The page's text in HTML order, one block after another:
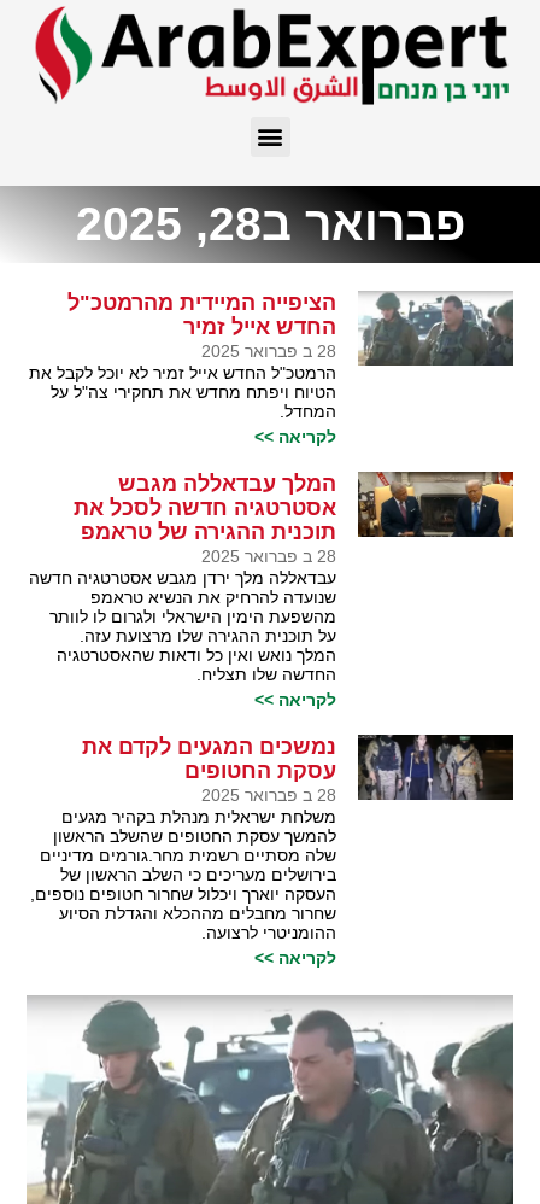
פברואר ב28, 2025
הציפייה המיידית מהרמטכ"ל
החדש אייל זמיר
28 ב פברואר 2025
הרמטכ"ל החדש אייל זמיר לא יוכל לקבל את
הטיוח ויפתח מחדש את תחקירי צה"ל על
המחדל.
לקריאה >>
המלך עבדאללה מגבש
אסטרטגיה חדשה לסכל את
תוכנית ההגירה של טראמפ
28 ב פברואר 2025
עבדאללה מלך ירדן מגבש אסטרטגיה חדשה
שנועדה להרחיק את הנשיא טראמפ
מהשפעת הימין הישראלי ולגרום לו לוותר
על תוכנית ההגירה שלו מרצועת עזה.
המלך נואש ואין כל ודאות שהאסטרטגיה
החדשה שלו תצליח.
לקריאה >>
נמשכים המגעים לקדם את
עסקת החטופים
28 ב פברואר 2025
משלחת ישראלית מנהלת בקהיר מגעים
להמשך עסקת החטופים שהשלב הראשון
שלה מסתיים רשמית מחר.גורמים מדיניים
בירושלים מעריכים כי השלב הראשון של
העסקה יוארך ויכלול שחרור חטופים נוספים,
שחרור מחבלים מההכלא והגדלת הסיוע
ההומניטרי לרצועה.
לקריאה >>